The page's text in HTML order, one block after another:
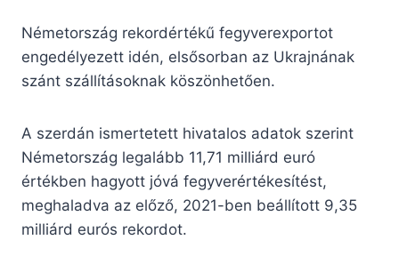
Németország rekordértékű fegyverexportot
engedélyezett idén, elsősorban az Ukrajnának
szánt szállításoknak köszönhetően.
A szerdán ismertetett hivatalos adatok szerint
Németország legalább 11,71 milliárd euró
értékben hagyott jóvá fegyverértékesítést,
meghaladva az előző, 2021-ben beállított 9,35
milliárd eurós rekordot.